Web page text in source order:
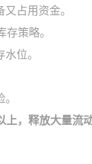
占用资金。
策略。
位。
，释放大量流动